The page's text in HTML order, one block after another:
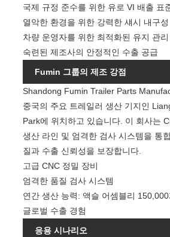
국제 규정 준수를 위한 유로 VI 배출 표
열악한 환경을 위한 강력한 섀시 내구성
차량 운영자를 위한 최적화된 유지 관
숙련된 제조사의 안정적인 수출 공급
Fumin 그룹의 제조 강점
Shandong Fumin Trailer Parts
중국의 주요 트레일러 생산 기지인
Park에 위치하고 있습니다. 이 회사는
생산 라인 및 엄격한 검사 시스템을 통
질과 수출 신뢰성을 보장합니다.
고급 CNC 정밀 장비
엄격한 품질 검사 시스템
연간 생산 능력: 액슬 어셈블리 150,000
글로벌 수출 경험
응용 시나리오